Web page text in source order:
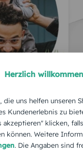
Herzlich
uns helfen unseren
Kundenerlebnis zu
akzeptieren" klicken,
können. Weitere
. Die Angaben sind